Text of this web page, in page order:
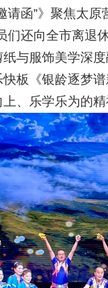
请函”》聚焦太
们还向全市离退
纸与服饰美学深
快板《银龄逐梦
、乐学乐为的精